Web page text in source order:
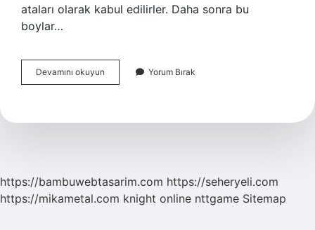
ataları olarak kabul edilirler. Daha sonra bu
boylar…
Devamını okuyun
Boyu
Yorum Bırak
https://bambuwebtasarim.com https://seheryeli.com
https://mikametal.com knight online nttgame Sitemap